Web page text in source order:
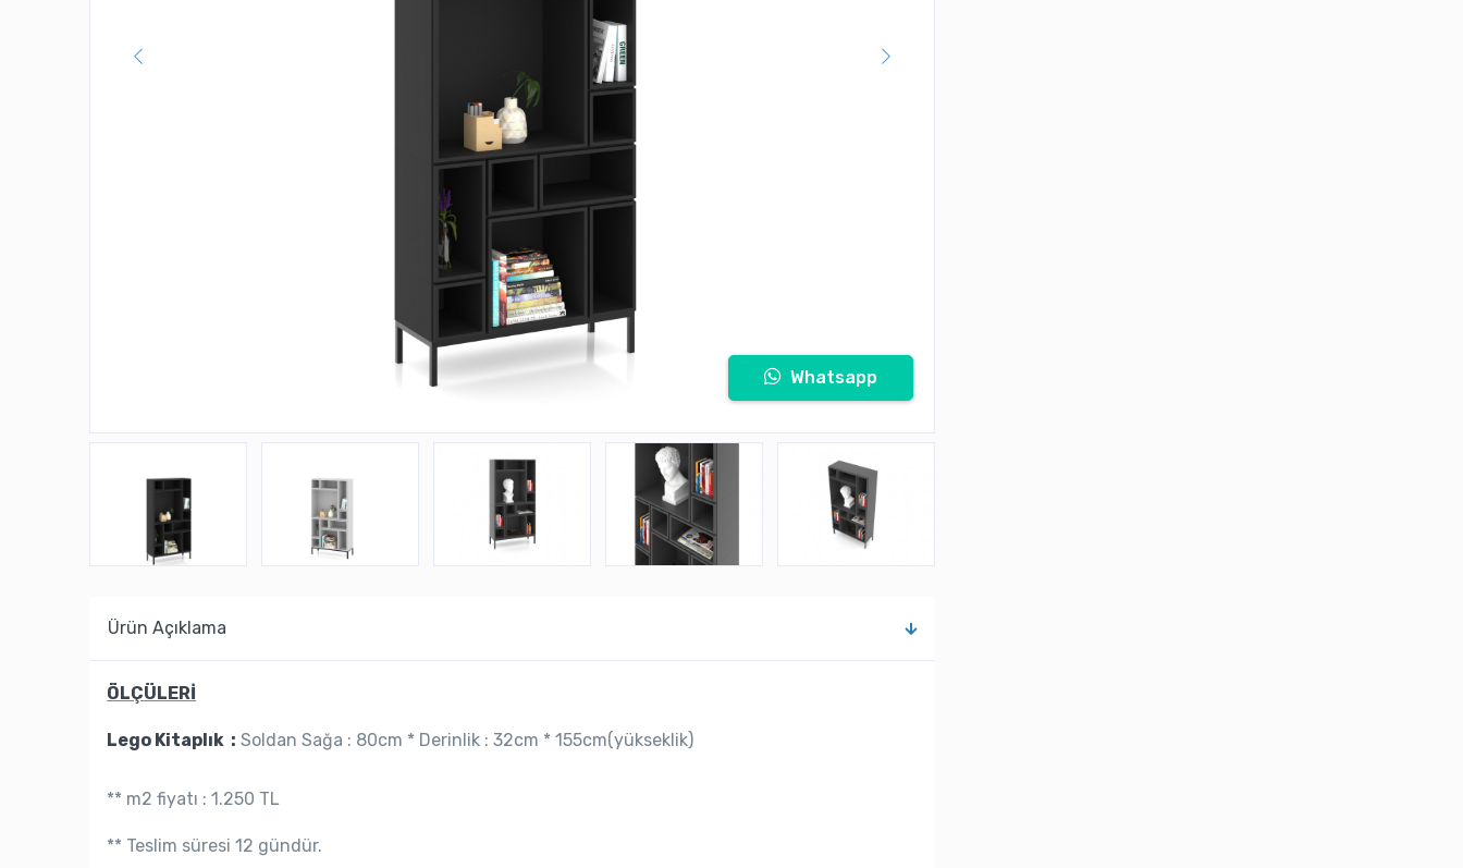
Whatsapp
Ürün Açıklama
ÖLÇÜLERİ
Lego Kitaplık : Soldan Sağa : 80cm * Derinlik : 32cm * 155cm(yükseklik)
** m2 fiyatı : 1.250 TL
** Teslim süresi 12 gündür.